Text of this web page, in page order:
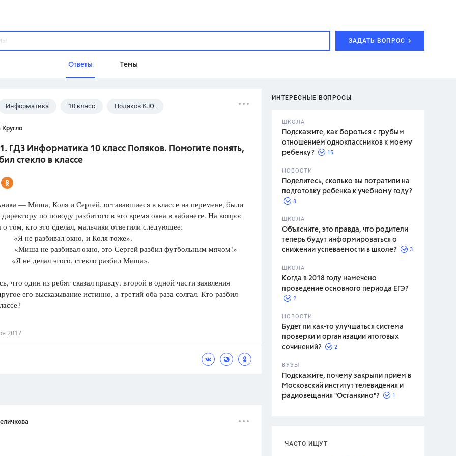
ЗАДАТЬ ВОПРОС
Ответы Темы
Домашнее задание
Разумовская М.М.,Габриелян О.С.,
Рудзитис Г.Е.,Цыбулько И.П.,
Цветков Л. А.
Психология
ПОКАЗАТЬ ВСЕ
ИНТЕРЕСНЫЕ ВОПРОСЫ
ШКОЛА
Подскажите, как бороться с грубым
отношением одноклассников к моему
ребенку?
15
НОВОСТИ
Поделитесь, сколько вы потратили на
подготовку ребенка к учебному году?
8
ШКОЛА
Объясните, это правда, что родители
теперь будут информироваться о
снижении успеваемости в школе?
3
ШКОЛА
Когда в 2018 году намечено
проведение основного периода ЕГЭ?
2
НОВОСТИ
Будет ли как-то улучшаться система
проверки и организации итоговых
сочинений?
2
ВУЗЫ
Подскажите, почему закрыли прием в
Московский институт телевидения и
радиовещания "Останкино"?
1
ЧАСТО ИЩУТ
Информатика 10 класс Поляков К.Ю.
Кругло
ГДЗ Информатика 10 класс Поляков. Помогите понять,
стекло в классе
— Миша, Коля и Сергей, остававшиеся в классе на перемене, были
по поводу разбитого в это время окна в кабинете. На вопрос
о том, кто это сделал, мальчики ответили следующее:
разбивал окно, и Коля тоже».
не разбивал окно, это Сергей разбил футбольным мячом!»
не делал этого, стекло разбил Миша».
что один из ребят сказал правду, второй в одной части заявления
его высказывание истинно, а третий оба раза солгал. Кто разбил
2017